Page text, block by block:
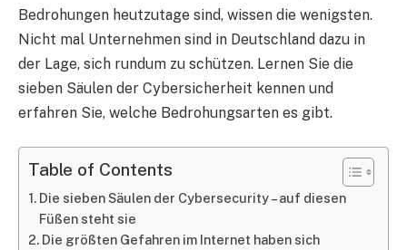
Bedrohungen heutzutage sind, wissen die wenigsten.
Nicht mal Unternehmen sind in Deutschland dazu in
der Lage, sich rundum zu schützen. Lernen Sie die
sieben Säulen der Cybersicherheit kennen und
erfahren Sie, welche Bedrohungsarten es gibt.
Table of Contents
Die sieben Säulen der Cybersecurity – auf diesen
Füßen steht sie
Die größten Gefahren im Internet haben sich